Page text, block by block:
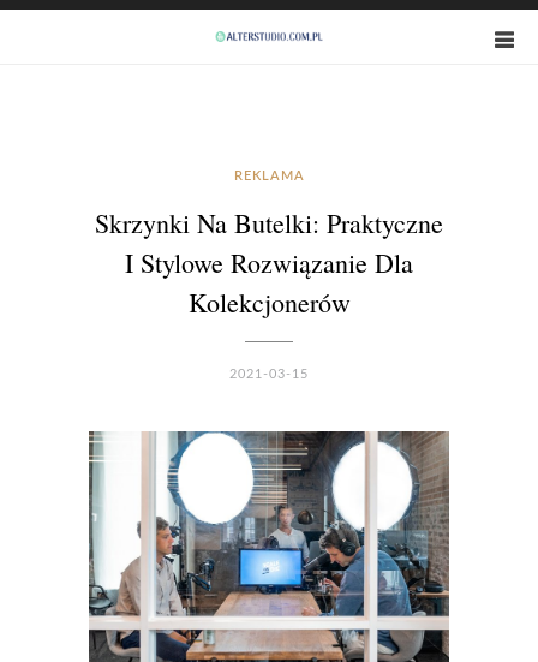
REKLAMA
Skrzynki Na Butelki: Praktyczne
I Stylowe Rozwiązanie Dla
Kolekcjonerów
2021-03-15